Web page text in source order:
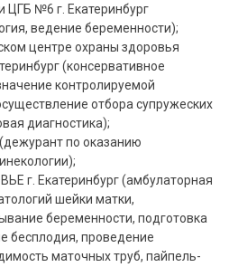
ЦГБ №6 г. Екатеринбург
ведение беременности);
центре охраны здоровья
(консервативное
контролируемой
отбора супружеских
диагностика);
по оказанию
г. Екатеринбург (амбулаторная
шейки матки,
беременности, подготовка
бесплодия, проведение
маточных труб, пайпель-